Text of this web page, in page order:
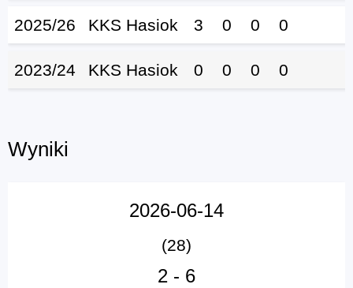
2025/26 KKS Hasiok 3 0 0 0
2023/24 KKS Hasiok 0 0 0 0
Wyniki
2026-06-14
(28)
2 - 6